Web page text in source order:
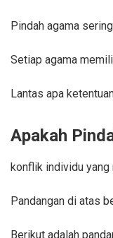
Pindah agama
Setiap agama
Lantas apa
Apakah
konflik individu
Pandangan di atas
Berikut adalah